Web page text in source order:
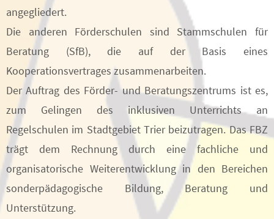
angegliedert.
Die anderen Förderschulen sind Stammschulen für
Beratung (SfB), die auf der Basis eines
Kooperationsvertrages zusammenarbeiten.
Der Auftrag des Förder- und Beratungszentrums ist es,
zum Gelingen des inklusiven Unterrichts an
Regelschulen im Stadtgebiet Trier beizutragen. Das FBZ
trägt dem Rechnung durch eine fachliche und
organisatorische Weiterentwicklung in den Bereichen
sonderpädagogische Bildung, Beratung und
Unterstützung.